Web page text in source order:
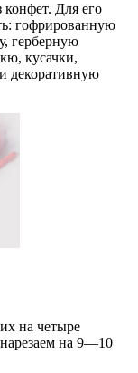
конфет. Для его
гофрированную
герберную
кусачки,
декоративную
на четыре
на 9—10